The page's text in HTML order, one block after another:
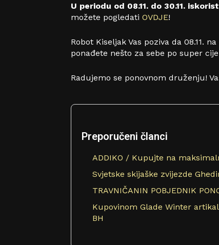
U periodu od 08.11. do 30.11.
možete pogledati OVDJE!
Robot Kiseljak Vas poziva da 08.11.
ponađete nešto za sebe po super
Radujemo se ponovnom druženju!
Preporučeni članci
ADDIKO / Kupujte na
Svjetske skijaške zvijezde
TRAVNIČANIN POBJEDNIK
Kupovinom Glade Winter
BH